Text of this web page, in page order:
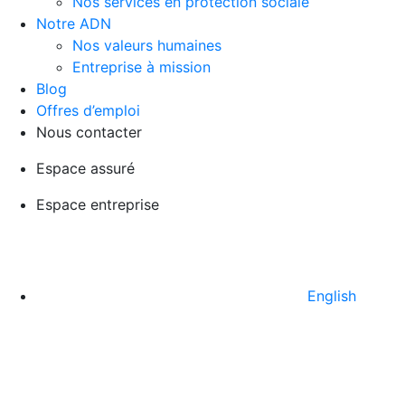
Notre ADN
Nos valeurs humaines
Entreprise à mission
Blog
Offres d’emploi
Nous contacter
Espace assuré
Espace entreprise
English